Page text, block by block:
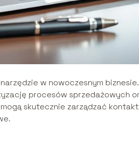
w nowoczesnym biznesie.
procesów sprzedażowych
skutecznie zarządzać